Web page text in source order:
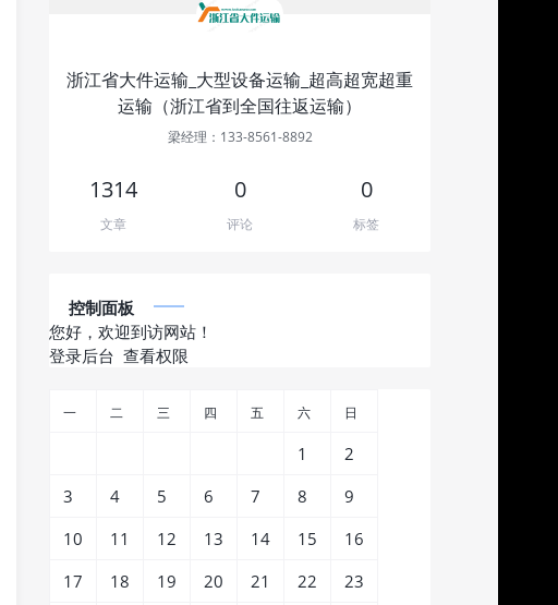
浙江省大件运输_大型设备运输_超高超宽超重
运输（浙江省到全国往返运输）
梁经理：133-8561-8892
1314
文章
0
评论
0
标签
控制面板
您好，欢迎到访网站！
登录后台 查看权限
一 二 三 四 五 六 日
1
2
3
4 5 6 7 8
9
10
11 12 13 14 15
16
17
18 19 20 21 22 23